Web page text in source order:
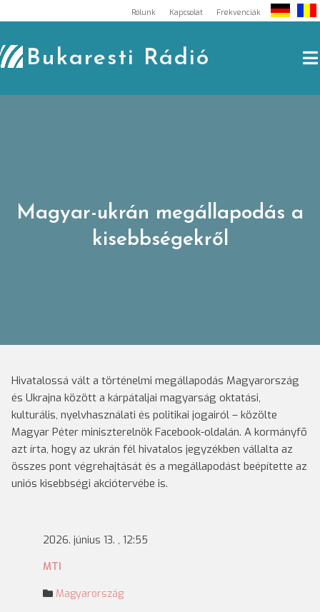
to
content
Rólunk Kapcsolat Frekvenciák
Bukaresti Rádió
Magyar-ukrán megállapodás a
kisebbségekről
Hivatalossá vált a történelmi megállapodás Magyarország
és Ukrajna között a kárpátaljai magyarság oktatási,
kulturális, nyelvhasználati és politikai jogairól – közölte
Magyar Péter miniszterelnök Facebook-oldalán. A kormányfõ
azt írta, hogy az ukrán fél hivatalos jegyzékben vállalta az
összes pont végrehajtását és a megállapodást beépítette az
uniós kisebbségi akciótervébe is.
2026. június 13. , 12:55
MTI
Magyarország